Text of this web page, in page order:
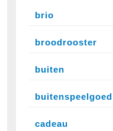
brio
broodrooster
buiten
buitenspeelgoed
cadeau